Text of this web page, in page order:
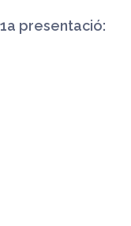
presentació: